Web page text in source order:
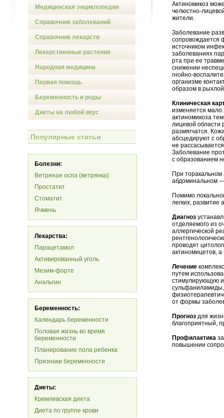
Медицинская энциклопедия
Справочник заболеваний
Справочник лекарств
Лекарственные растения
Народная медицина
Первая помощь
Беременность и роды
Диеты на любой вкус
Популярные статьи
Болезни:
Ветряная оспа (ветрянка)
Простатит
Стоматит
Ячмень
Лекарства:
Парацетамол
Активированный уголь
Мезим-форте
Анальгин
Беременность:
Календарь беременности
Половая жизнь во время
беременности
Планирование пола ребенка
Признаки беременности
Диеты:
Кремлевская диета
Диета по группе крови
Актиномикоз
челюстно-
жители.
Заболевание
сопровождается
источником
заболеваниях
рта при ее
снижении
гнойно-
организме
образом в
Клиническая
изменяется
актиномикоза
лицевой области
размягчатся.
абсцедируют с
не
Заболевание
с образованием
При торакальном
абдоминальном —
Помимо
легких, развитие
Диагноз
отделяемого из
аллергической
проводят
актиномицетов, а
Лечение
путем
стимулирующую
от формы
Прогноз для
благоприятный,
Профилактика
повышении